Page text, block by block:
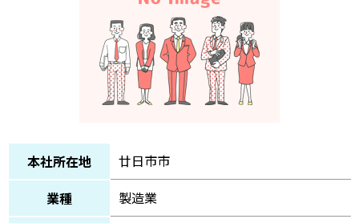
本社所在地
廿日市市
業種
製造業